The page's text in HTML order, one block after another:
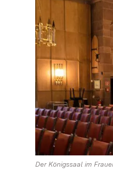
Der Königssaal im